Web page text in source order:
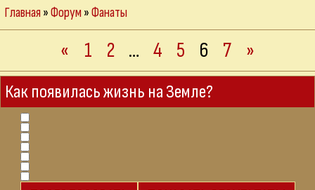
Главная»Форум»Фанаты
« 1 2 … 4 5 6 7 »
Как появилась жизнь на Земле?